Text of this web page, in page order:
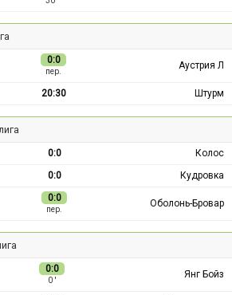
0:0
пер.
Аустрия Л
20:30 Штурм
0:0
Колос
0:0 Кудровка
0:0
пер.
Оболонь-Бровар
0:0
0 ′
Янг Бойз